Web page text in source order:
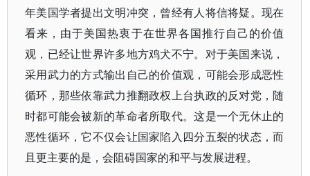
年美国学者提出文明冲突，曾经有人将信将疑。现在
看来，由于美国热衷于在世界各国推行自己的价值
观，已经让世界许多地方鸡犬不宁。对于美国来说，
采用武力的方式输出自己的价值观，可能会形成恶性
循环，那些依靠武力推翻政权上台执政的反对党，随
时都可能会被新的革命者所取代。这是一个无休止的
恶性循环，它不仅会让国家陷入四分五裂的状态，而
且更主要的是，会阻碍国家的和平与发展进程。